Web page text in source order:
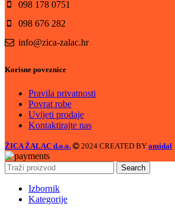
098 178 0751
098 676 282
info@zica-zalac.hr
Korisne poveznice
Pravila privatnosti
Povrat robe
Uvijeti prodaje
Kontaktirajte nas
ŽICA ŽALAC d.o.o. 2024 CREATED BY amidal
Search
Izbornik
Kategorije